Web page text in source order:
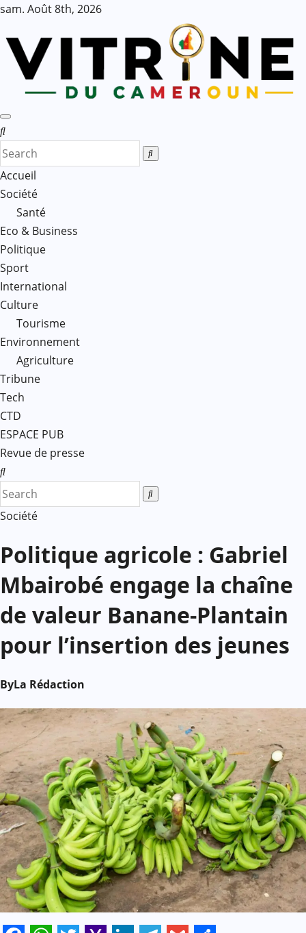
Skip
content
sam. Août 8th, 2026
Accueil
Société
Santé
Eco & Business
Politique
Sport
International
Culture
Tourisme
Environnement
Agriculture
Tribune
Tech
CTD
ESPACE PUB
Revue de presse
Société
Politique agricole : Gabriel
Mbairobé engage la chaîne
de valeur Banane-Plantain
pour l’insertion des jeunes
ByLa Rédaction